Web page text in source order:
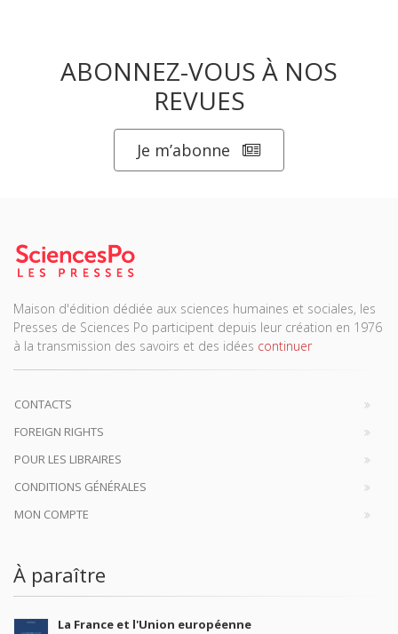
ABONNEZ-VOUS À NOS
REVUES
Je m’abonne
Maison d'édition dédiée aux sciences humaines et sociales, les
Presses de Sciences Po participent depuis leur création en 1976
à la transmission des savoirs et des idées continuer
CONTACTS
FOREIGN RIGHTS
POUR LES LIBRAIRES
CONDITIONS GÉNÉRALES
MON COMPTE
À paraître
La France et l'Union européenne